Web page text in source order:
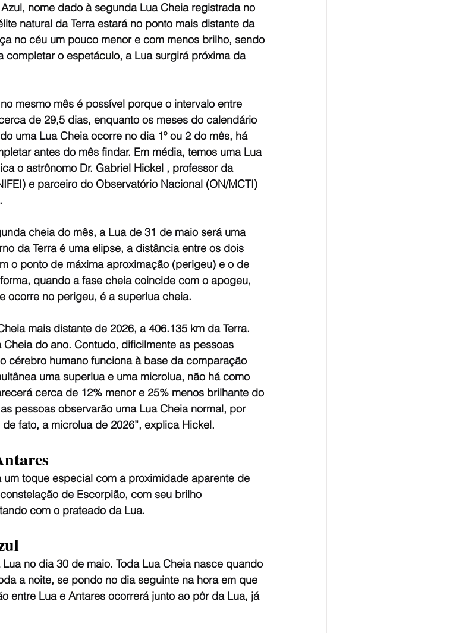
nome dado à segunda Lua Cheia registrada no
natural da Terra estará no ponto mais distante da
no céu um pouco menor e com menos brilho, sendo
completar o espetáculo, a Lua surgirá próxima da
mesmo mês é possível porque o intervalo entre
de 29,5 dias, enquanto os meses do calendário
uma Lua Cheia ocorre no dia 1º ou 2 do mês, há
antes do mês findar. Em média, temos uma Lua
o astrônomo Dr. Gabriel Hickel , professor da
e parceiro do Observatório Nacional (ON/MCTI)
cheia do mês, a Lua de 31 de maio será uma
da Terra é uma elipse, a distância entre os dois
o ponto de máxima aproximação (perigeu) e o de
quando a fase cheia coincide com o apogeu,
ocorre no perigeu, é a superlua cheia.
mais distante de 2026, a 406.135 km da Terra.
do ano. Contudo, dificilmente as pessoas
cérebro humano funciona à base da comparação
uma superlua e uma microlua, não há como
cerca de 12% menor e 25% menos brilhante do
pessoas observarão uma Lua Cheia normal, por
fato, a microlua de 2026”, explica Hickel.
toque especial com a proximidade aparente de
de Escorpião, com seu brilho
com o prateado da Lua.
no dia 30 de maio. Toda Lua Cheia nasce quando
a noite, se pondo no dia seguinte na hora em que
entre Lua e Antares ocorrerá junto ao pôr da Lua, já